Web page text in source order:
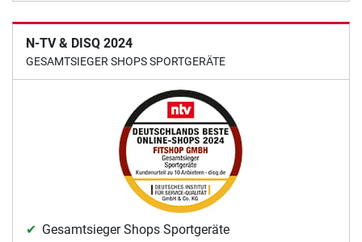
N-TV & DISQ 2024
GESAMTSIEGER SHOPS SPORTGERÄTE
Gesamtsieger Shops Sportgeräte